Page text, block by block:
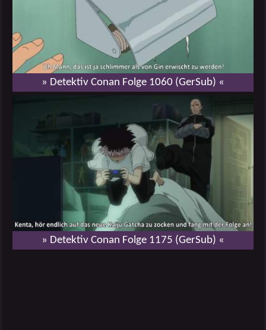
» Detektiv Conan Folge 1060 (GerSub) «
» Detektiv Conan Folge 1175 (GerSub) «